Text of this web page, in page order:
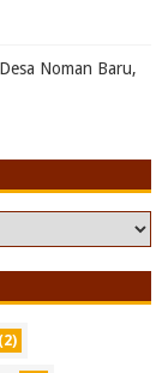
Noman Baru,
(2)